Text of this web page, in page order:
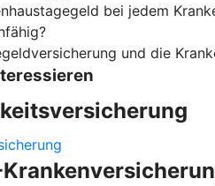
bei jedem
und die